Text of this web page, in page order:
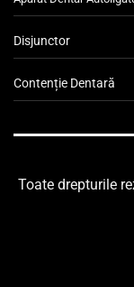
Disjunctor
Contenție Dentară
Toate drepturile